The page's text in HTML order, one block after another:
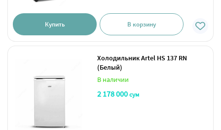
Купить В корзину
Холодильник Artel HS 137 RN
(Белый)
В наличии
2 178 000сум